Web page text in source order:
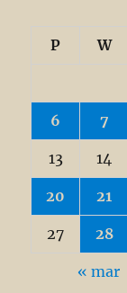
P W
6 7
13 14
20 21
27 28
« mar